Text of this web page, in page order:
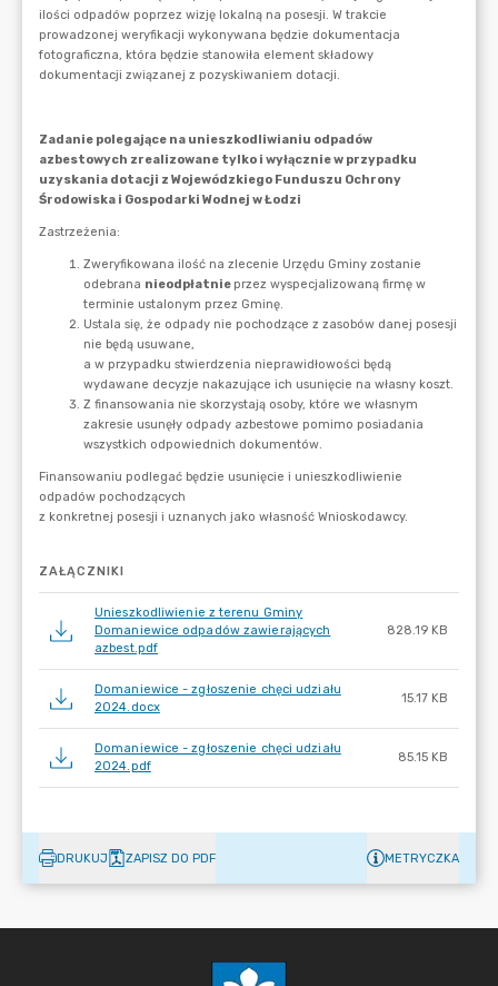
ZAŁĄCZNIKI
Unieszkodliwienie z terenu Gminy
Domaniewice odpadów zawierających
azbest.pdf
828.19 KB
Domaniewice - zgłoszenie chęci udziału
2024.docx
15.17 KB
Domaniewice - zgłoszenie chęci udziału
2024.pdf
85.15 KB
DRUKUJ ZAPISZ DO PDF METRYCZKA